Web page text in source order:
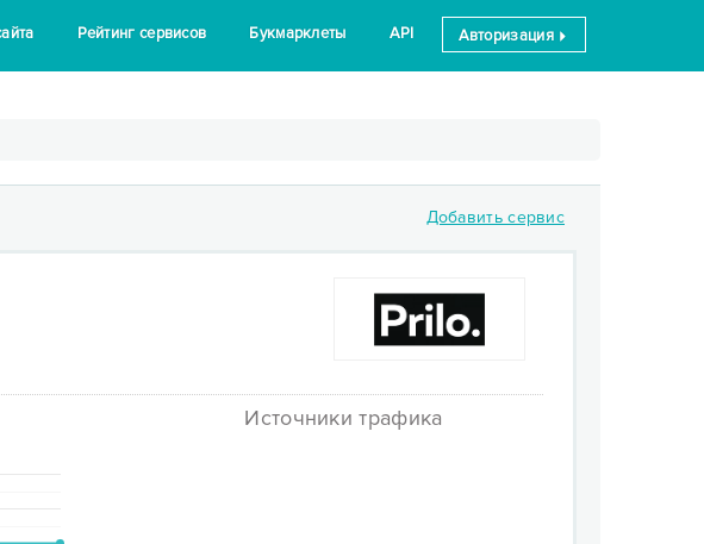
Рейтинг сервисов Букмарклеты API Авторизация
Добавить сервис
Источники трафика